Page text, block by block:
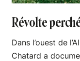
Révolte
Dans l’ouest de
Chatard a